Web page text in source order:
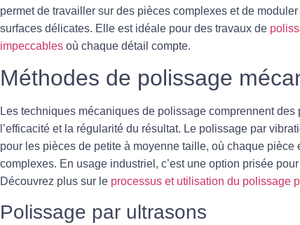
permet de travailler sur des pièces complexes et de
surfaces délicates. Elle est idéale pour des travaux de
impeccables où chaque détail compte.
Méthodes de polissage
Les techniques mécaniques de polissage comprennent
l’efficacité et la régularité du résultat. Le polissage par
pour les pièces de petite à moyenne taille, où chaque
complexes. En usage industriel, c’est une option prisée
Découvrez plus sur le processus et utilisation du polissage
Polissage par ultrasons